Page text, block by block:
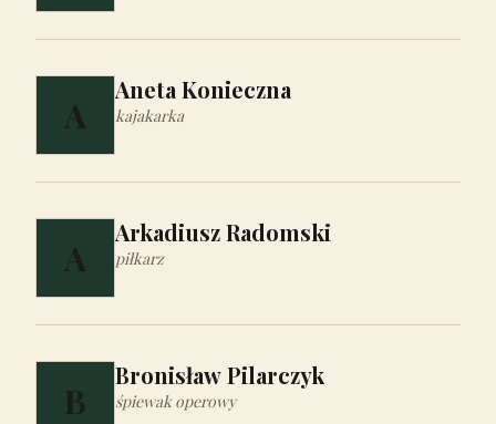
A
Aneta Konieczna
kajakarka
A
Arkadiusz Radomski
piłkarz
B
Bronisław Pilarczyk
śpiewak operowy